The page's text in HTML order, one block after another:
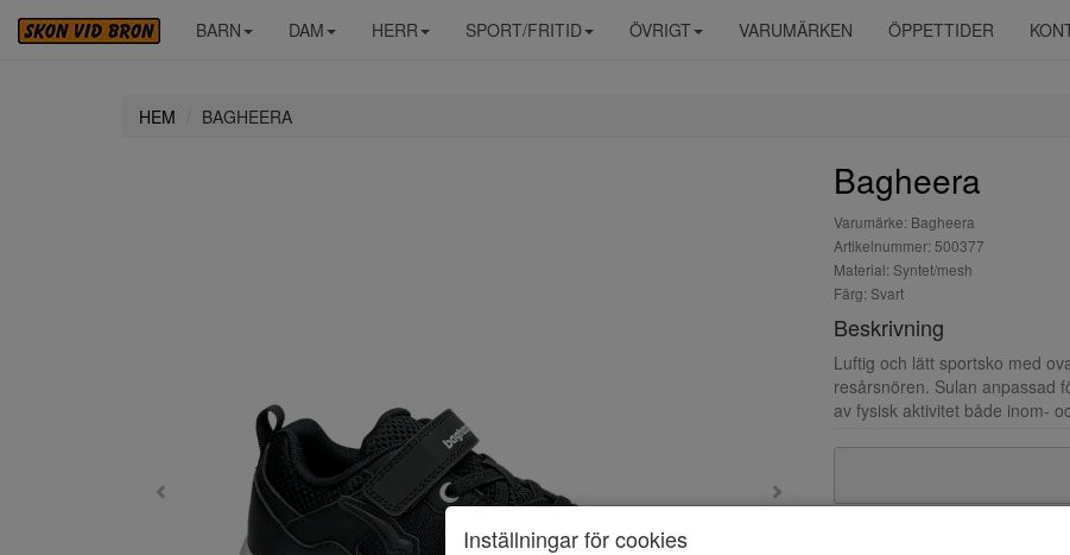
BARN DAM HERR SPORT/FRITID ÖVRIGT VARUMÄRKEN ÖPPETTIDER
HEM BAGHEERA
Bagheera
Varumärke: Bagheera
Artikelnummer: 500377
Material: Syntet/mesh
Färg: Svart
Beskrivning
Luftig och lätt sportsko med
resårsnören. Sulan anpassad
av fysisk aktivitet både inom-
Inställningar för cookies